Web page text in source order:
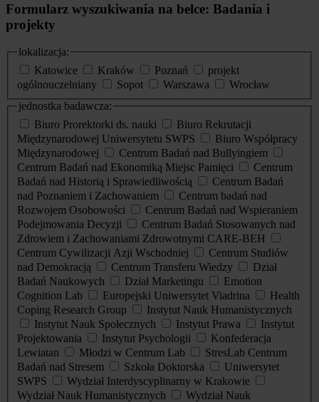
Formularz wyszukiwania na belce: Badania i
projekty
lokalizacja:
Katowice
Kraków Poznań
projekt
ogólnouczelniany
Sopot Warszawa
Wrocław
jednostka badawcza:
Biuro Prorektorki ds. nauki
Biuro Rekrutacji
Międzynarodowej Uniwersytetu SWPS
Biuro Współpracy
Międzynarodowej
Centrum Badań nad Bullyingiem
Centrum Badań nad Ekonomiką Miejsc Pamięci
Centrum
Badań nad Historią i Sprawiedliwością
Centrum Badań
nad Poznaniem i Zachowaniem
Centrum badań nad
Rozwojem Osobowości
Centrum Badań nad Wspieraniem
Podejmowania Decyzji
Centrum Badań Stosowanych nad
Zdrowiem i Zachowaniami Zdrowotnymi CARE-BEH
Centrum Cywilizacji Azji Wschodniej
Centrum Studiów
nad Demokracją
Centrum Transferu Wiedzy
Dział
Badań Naukowych
Dział Marketingu
Emotion
Cognition Lab
Europejski Uniwersytet Viadrina
Health
Coping Research Group
Instytut Nauk Humanistycznych
Instytut Nauk Społecznych
Instytut Prawa
Instytut
Projektowania
Instytut Psychologii
Konfederacja
Lewiatan
Młodzi w Centrum Lab
StresLab Centrum
Badań nad Stresem
Szkoła Doktorska
Uniwersytet
SWPS
Wydział Interdyscyplinarny w Krakowie
Wydział Nauk Humanistycznych
Wydział Nauk